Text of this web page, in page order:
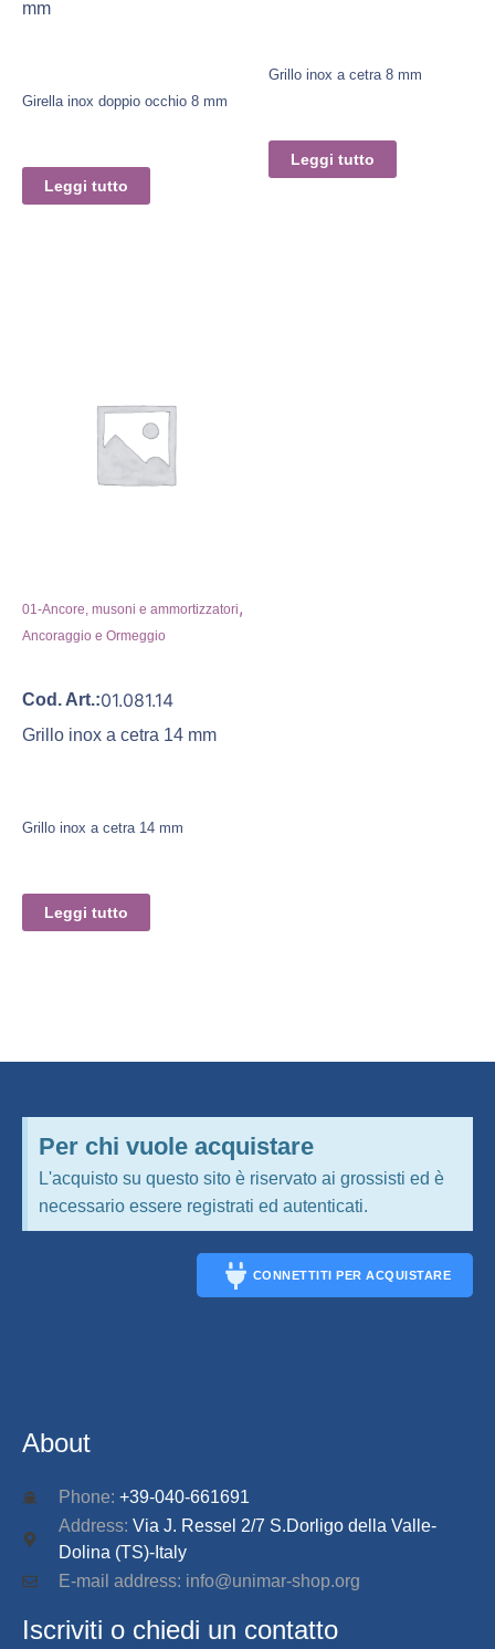
mm
Girella inox doppio occhio 8 mm
Leggi tutto
Grillo inox a cetra 8 mm
Leggi tutto
01-Ancore, musoni e ammortizzatori,
Ancoraggio e Ormeggio
Cod. Art.:01.081.14
Grillo inox a cetra 14 mm
Grillo inox a cetra 14 mm
Leggi tutto
Per chi vuole acquistare
L'acquisto su questo sito è riservato ai grossisti ed è
necessario essere registrati ed autenticati.
CONNETTITI PER ACQUISTARE
About
Phone: +39-040-661691
Address: Via J. Ressel 2/7 S.Dorligo della Valle-
Dolina (TS)-Italy
E-mail address: info@unimar-shop.org
Iscriviti o chiedi un contatto